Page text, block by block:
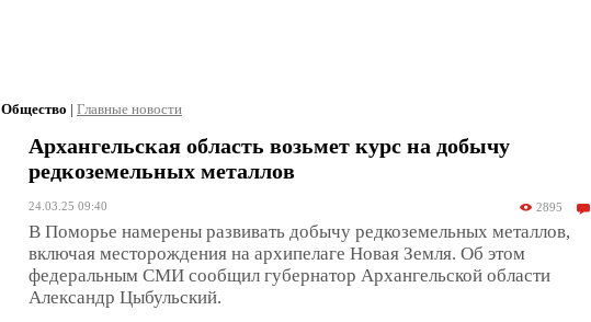
Общество | Главные новости
Архангельская область возьмет курс на добычу
редкоземельных металлов
24.03.25 09:40 2895
В Поморье намерены развивать добычу редкоземельных металлов,
включая месторождения на архипелаге Новая Земля. Об этом
федеральным СМИ сообщил губернатор Архангельской области
Александр Цыбульский.